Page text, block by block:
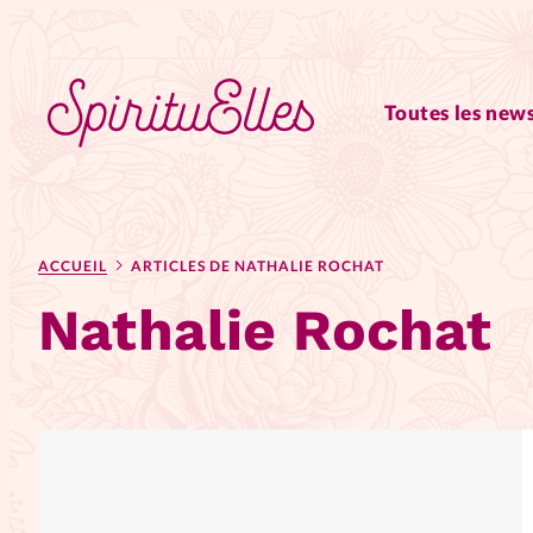
Toutes les
Actus au féminin
Astuces
ACCUEIL ARTICLES DE NATHALIE ROCHAT
Nathalie Rochat